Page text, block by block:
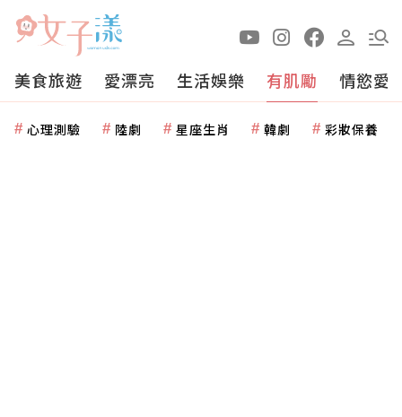
美食旅遊 愛漂亮 生活娛樂 有肌勵 情慾愛
心理測驗 陸劇 星座生肖 韓劇 彩妝保養